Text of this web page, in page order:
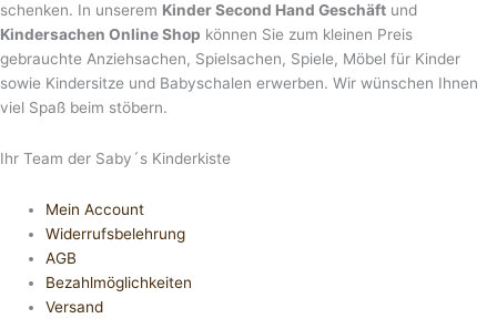
schenken. In unserem Kinder Second Hand Geschäft und
Kindersachen Online Shop können Sie zum kleinen Preis
gebrauchte Anziehsachen, Spiel­sachen, Spiele, Möbel für Kinder
sowie Kindersitze und Babyschalen erwerben. Wir wünschen Ihnen
viel Spaß beim stöbern.
Ihr Team der Saby´s Kinderkiste
Mein Account
Widerrufsbelehrung
AGB
Bezahlmöglichkeiten
Versand